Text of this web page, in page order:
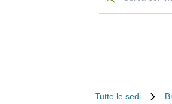
Tutte le sedi